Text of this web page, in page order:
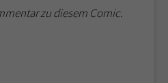
zu diesem Comic.